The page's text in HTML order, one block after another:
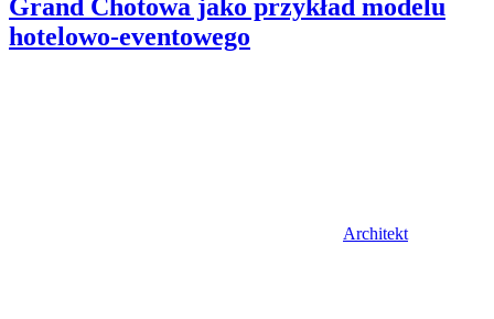
Grand Chotowa jako przykład modelu
hotelowo-eventowego
Architekt